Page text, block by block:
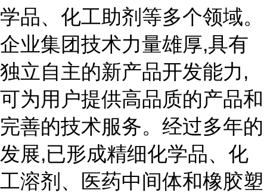
学品、化工助剂等多个领域。
企业集团技术力量雄厚,具有
独立自主的新产品开发能力,
可为用户提供高品质的产品和
完善的技术服务。经过多年的
发展,已形成精细化学品、化
工溶剂、医药中间体和橡胶塑